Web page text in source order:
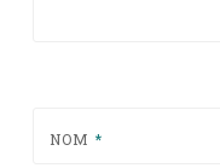
NOM *